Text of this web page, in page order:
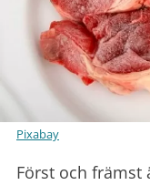
Pixabay
Först och främst